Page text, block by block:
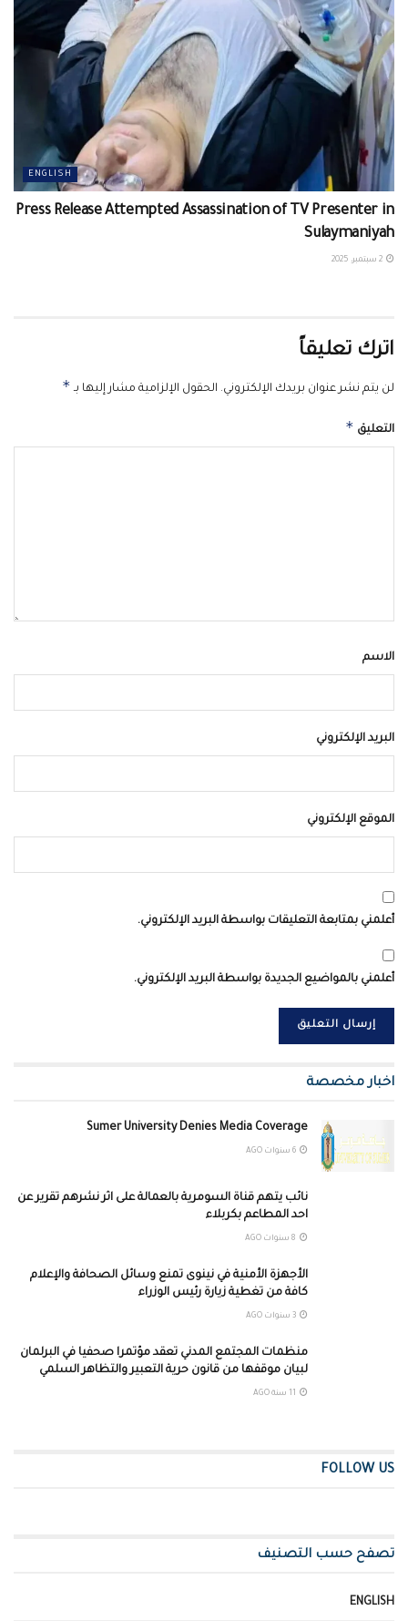
ENGLISH
Press Release Attempted Assassination of TV Presenter in
Sulaymaniyah
اترك تعليقاً
لن يتم نشر عنوان بريدك الإلكتروني. الحقول الإلزامية مشار إليها بـ *
التعليق *
الاسم
البريد الإلكتروني
الموقع الإلكتروني
أعلمني بمتابعة التعليقات بواسطة البريد الإلكتروني.
أعلمني بالمواضيع الجديدة بواسطة البريد الإلكتروني.
اخبار مخصصة
Sumer University Denies Media Coverage
نائب يتهم قناة السومرية بالعمالة على اثر نشرهم تقرير عن
احد المطاعم بكربلاء
الأجهزة الأمنية في نينوى تمنع وسائل الصحافة والإعلام
كافة من تغطية زيارة رئيس الوزراء
منظمات المجتمع المدني تعقد مؤتمرا صحفيا في البرلمان
لبيان موقفها من قانون حرية التعبير والتظاهر السلمي
FOLLOW US
تصفح حسب التصنيف
ENGLISH